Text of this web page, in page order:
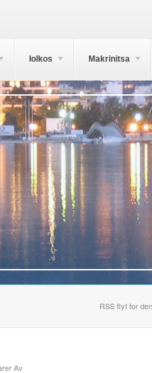
Iolkos Makrinitsa
RSS flyt for
Av